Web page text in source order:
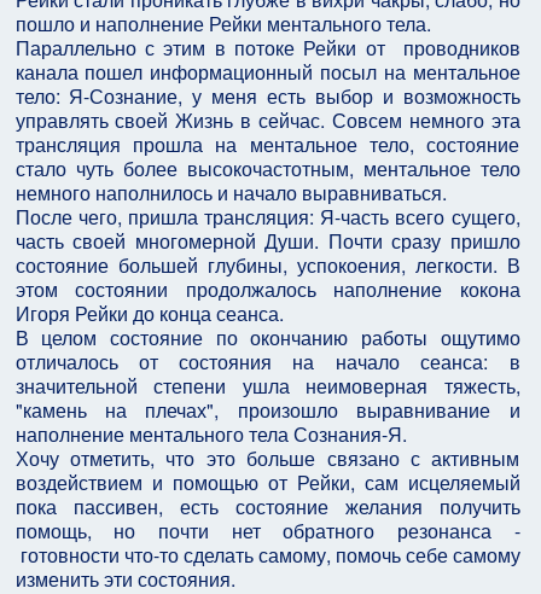
пошло и наполнение Рейки ментального тела.
Параллельно с этим в потоке Рейки от проводников
канала пошел информационный посыл на ментальное
тело: Я-Сознание, у меня есть выбор и возможность
управлять своей Жизнь в сейчас. Совсем немного эта
трансляция прошла на ментальное тело, состояние
стало чуть более высокочастотным, ментальное тело
немного наполнилось и начало выравниваться.
После чего, пришла трансляция: Я-часть всего сущего,
часть своей многомерной Души. Почти сразу пришло
состояние большей глубины, успокоения, легкости. В
этом состоянии продолжалось наполнение кокона
Игоря Рейки до конца сеанса.
В целом состояние по окончанию работы ощутимо
отличалось от состояния на начало сеанса: в
значительной степени ушла неимоверная тяжесть,
"камень на плечах", произошло выравнивание и
наполнение ментального тела Сознания-Я.
Хочу отметить, что это больше связано с активным
воздействием и помощью от Рейки, сам исцеляемый
пока пассивен, есть состояние желания получить
помощь, но почти нет обратного резонанса -
готовности что-то сделать самому, помочь себе самому
изменить эти состояния.